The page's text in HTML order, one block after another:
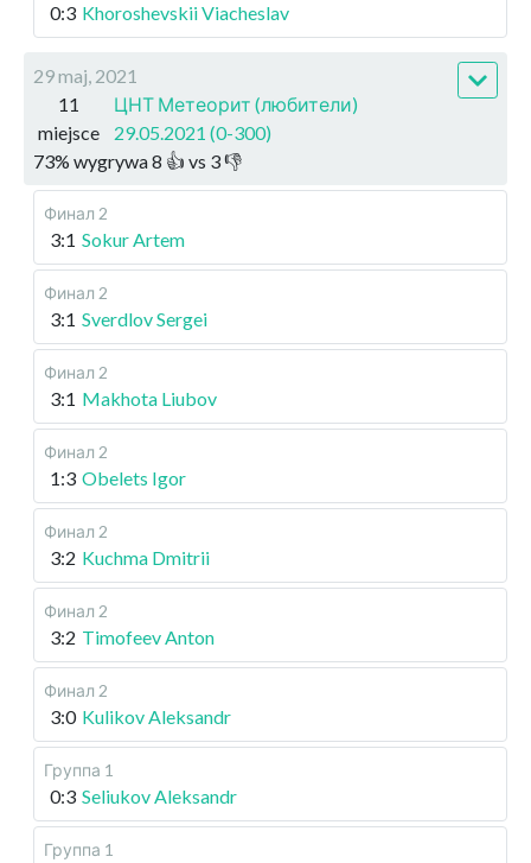
0:3 Khoroshevskii Viacheslav
29 maj, 2021
11
miejsce
ЦНТ Метеорит (любители)
29.05.2021 (0-300)
73% wygrywa8 👍 vs 3👎
Финал 2
3:1 Sokur Artem
Финал 2
3:1 Sverdlov Sergei
Финал 2
3:1 Makhota Liubov
Финал 2
1:3 Obelets Igor
Финал 2
3:2 Kuchma Dmitrii
Финал 2
3:2 Timofeev Anton
Финал 2
3:0 Kulikov Aleksandr
Группа 1
0:3 Seliukov Aleksandr
Группа 1